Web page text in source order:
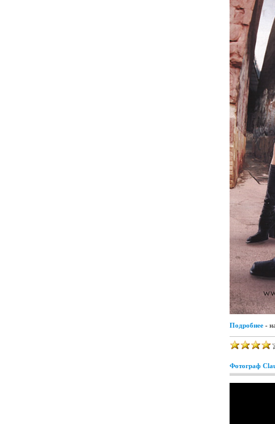
Подробнее -
Фотограф